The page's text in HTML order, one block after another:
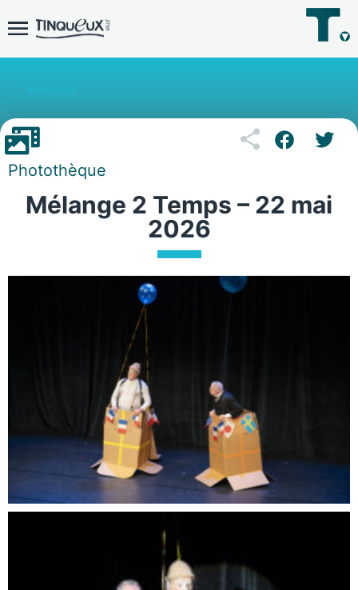
Photothèque
Mélange 2 Temps – 22 mai
2026